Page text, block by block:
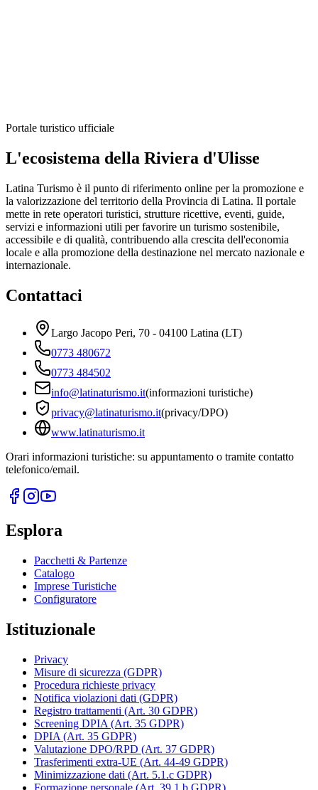
Portale turistico ufficiale
L'ecosistema della Riviera d'Ulisse
Latina Turismo è il punto di riferimento online per la promozione e
la valorizzazione del territorio della Provincia di Latina. Il portale
mette in rete operatori turistici, strutture ricettive, eventi, guide,
servizi e informazioni utili per favorire un turismo sostenibile,
accessibile e di qualità, contribuendo alla crescita dell'economia
locale e alla promozione della destinazione nel mercato nazionale e
internazionale.
Contattaci
Largo Jacopo Peri, 70 - 04100 Latina (LT)
0773 480672
0773 484502
info@latinaturismo.it(informazioni turistiche)
privacy@latinaturismo.it(privacy/DPO)
www.latinaturismo.it
Orari informazioni turistiche: su appuntamento o tramite contatto
telefonico/email.
Esplora
Pacchetti & Partenze
Catalogo
Imprese Turistiche
Configuratore
Istituzionale
Privacy
Misure di sicurezza (GDPR)
Procedura richieste privacy
Notifica violazioni dati (GDPR)
Registro trattamenti (Art. 30 GDPR)
Screening DPIA (Art. 35 GDPR)
DPIA (Art. 35 GDPR)
Valutazione DPO/RPD (Art. 37 GDPR)
Trasferimenti extra-UE (Art. 44-49 GDPR)
Minimizzazione dati (Art. 5.1.c GDPR)